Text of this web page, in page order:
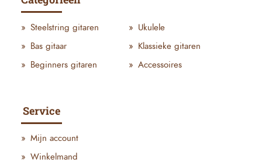
Steelstring gitaren
Ukulele
Bas gitaar
Klassieke gitaren
Beginners gitaren
Accessoires
Service
Mijn account
Winkelmand